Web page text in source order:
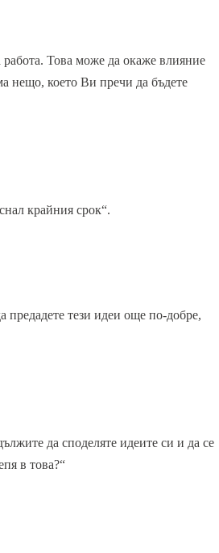
работа. Това може да окаже влияние
нещо, което Ви пречи да бъдете
крайния срок“.
предадете тези идеи още по-добре,
да споделяте идеите си и да се
в това?“